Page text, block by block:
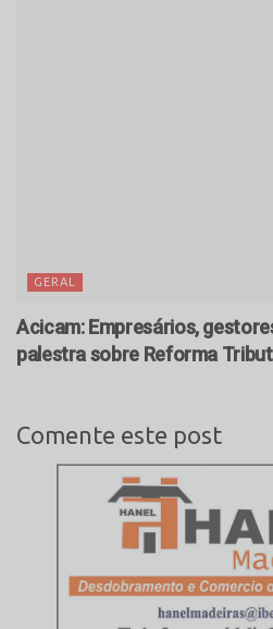
GERAL
Acicam: Empresários,
palestra sobre Reforma
Comente este post